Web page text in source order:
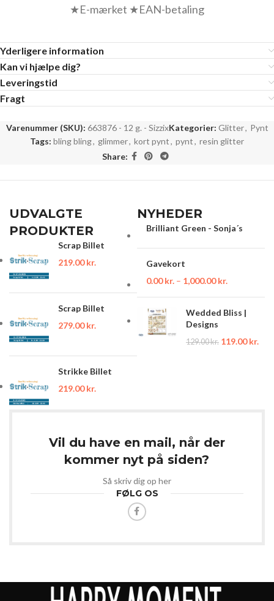
★E-mærket ★EAN-betaling
Yderligere information
Kan vi hjælpe dig?
Leveringstid
Fragt
Varenummer (SKU): 663876 - 12 g. - SizzixKategorier: Glitter, Pynt
Tags: bling bling, glimmer, kort pynt, pynt, resin glitter
Share:
UDVALGTE
PRODUKTER
Scrap Billet
219.00kr.
Scrap Billet
279.00kr.
Strikke Billet
219.00kr.
NYHEDER
Brilliant Green - Sonja´s
Gavekort
0.00kr. – 1,000.00kr.
Wedded Bliss |
Designs
129.00kr. 119.00kr.
Vil du have en mail, når der
kommer nyt på siden?
Så skriv dig op her
FØLG OS